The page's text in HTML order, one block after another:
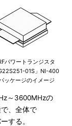
パワートランジスタ
01S」NI-400
ッケージのイメージ
～3600MHzの
、全体で
する。